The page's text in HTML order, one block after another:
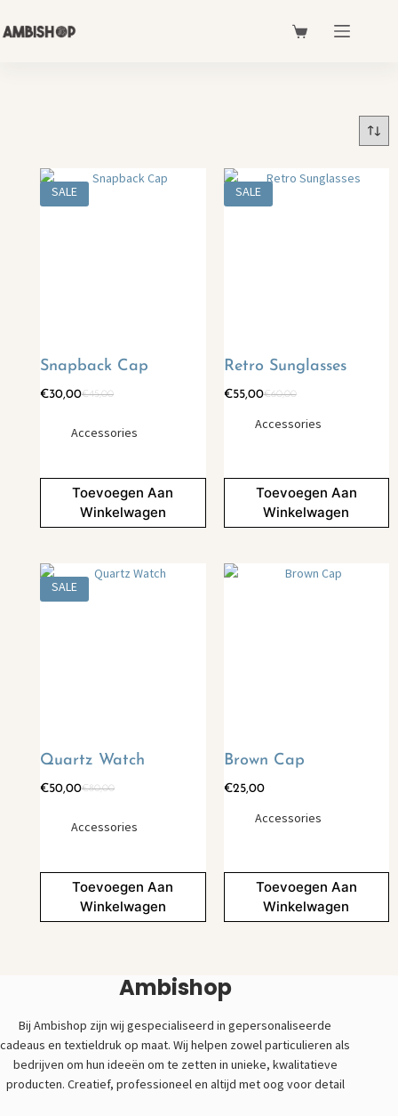
SALE
Snapback Cap
€45,00
€30,00
Accessories
Toevoegen Aan
Winkelwagen
SALE
Retro Sunglasses
€60,00
€55,00
Accessories
Toevoegen Aan
Winkelwagen
SALE
Quartz Watch
€80,00
€50,00
Accessories
Toevoegen Aan
Winkelwagen
Brown Cap
€25,00
Accessories
Toevoegen Aan
Winkelwagen
Ambishop
Bij Ambishop zijn wij gespecialiseerd in gepersonaliseerde
cadeaus en textieldruk op maat. Wij helpen zowel particulieren als
bedrijven om hun ideeën om te zetten in unieke, kwalitatieve
producten. Creatief, professioneel en altijd met oog voor detail